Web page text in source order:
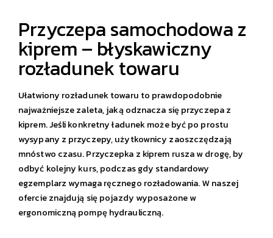
Przyczepa samochodowa z
kiprem – błyskawiczny
rozładunek towaru
Ułatwiony rozładunek towaru to prawdopodobnie
najważniejsze zaleta, jaką odznacza się przyczepa z
kiprem. Jeśli konkretny ładunek może być po prostu
wysypany z przyczepy, użytkownicy zaoszczędzają
mnóstwo czasu. Przyczepka z kiprem rusza w drogę, by
odbyć kolejny kurs, podczas gdy standardowy
egzemplarz wymaga ręcznego rozładowania. W naszej
ofercie znajdują się pojazdy wyposażone w
ergonomiczną pompę hydrauliczną.